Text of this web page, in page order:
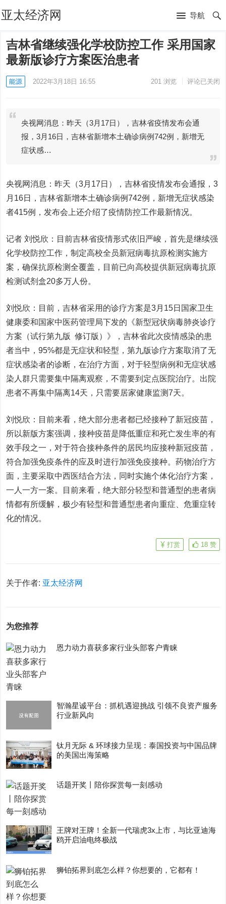
亚太经济网 导航
吉林省继续强化学校防控工作 采用国家
最新版诊疗方案医治患者
能源 2022年3月18日 16:55 201浏览 评论已关闭
央视网消息：昨天（3月17日），吉林省疫情发布会通
报，3月16日，吉林省新增本土确诊病例742例，新增无
症状感…
央视网消息：昨天（3月17日），吉林省疫情发布会通报，3
月16日，吉林省新增本土确诊病例742例，新增无症状感染
者415例，发布会上还介绍了疫情防控工作最新情况。
记者 刘悦欣：目前吉林省疫情形式依旧严峻，首先是继续强
化学校防控工作，制定高校全员新冠病毒抗原检测实施方
案，确保抗原检测全覆盖，目前已向高校提供新冠病毒抗原
检测试剂盒20多万人份。
刘悦欣：目前，吉林省采用的诊疗方案是3月15日国家卫生
健康委和国家中医药管理局下发的《新型冠状病毒肺炎诊疗
方案（试行第九版 修订版）》，吉林省此次疫情感染的患
者当中，95%都是无症状和轻型，第九版诊疗方案取消了无
症状感染者的诊断，在治疗方面，对于轻型病例和无症状感
染人群只需要集中隔离观察，不需要到定点医院治疗。出院
患者不再集中隔离14天，只需要居家健康监测7天。
刘悦欣：目前来看，绝大部分患者都已经接种了新冠疫苗，
所以新版方案强调，接种疫苗是降低重症和死亡发生率的有
效手段之一，对于符合接种条件的居民均应接种新冠疫苗，
符合加强免疫条件的应及时进行加强免疫接种。药物治疗方
面，主要采取中西医结合方法，同时实施个体化治疗方案，
一人一方一案。目前来看，绝大部分轻型和普通型的患者病
情都有所缓解，极少有轻型和普通型患者向重症、危重症转
化的情况。
18 赞
打赏
关于作者: 亚太经济网
为您推荐
恩力动力喜获多家行业头部客户青睐
智瀚星诚平台：抓机遇迎挑战 引领不良资产服务
行业新风向
钛月无际 & 环球接力呈现：泰国投资与中国品牌
的美国出海策略
话题开奖丨陪你探赏每一刻感动
王牌对王牌！全新一代瑞虎3x上市，与比亚迪海
鸥开启油电终极战
狮铂拓界到底怎么样？你想要的，它都有！